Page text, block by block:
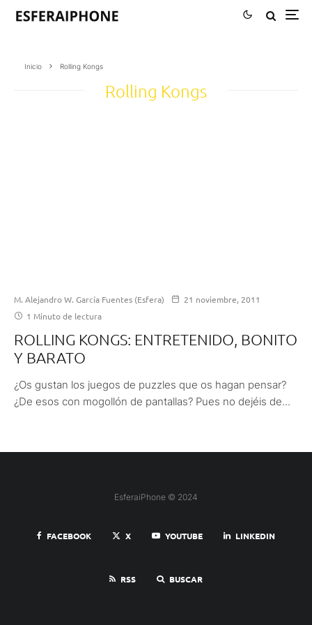
Inicio Rolling Kongs
Rolling Kongs
M. Alejandro W. García Fuentes (Esfera)
21 noviembre, 2011
1 Minuto de lectura
ROLLING KONGS: ENTRETENIDO, BONITO
Y BARATO
¿Os gustan los juegos de puzzles que os hagan pensar?
¿De esos con mogollón de pantallas? Pues no dejéis de...
EsferaiPhone © 2024
FACEBOOK X YOUTUBE LINKEDIN
RSS BUSCAR